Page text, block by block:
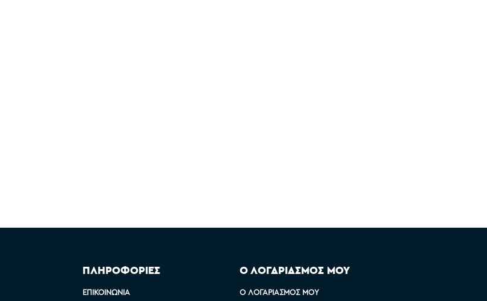
ΠΛΗΡΟΦΟΡΙΕΣ
ΕΠΙΚΟΙΝΩΝΊΑ
Ο ΛΟΓΑΡΙΑΣΜΟΣ ΜΟΥ
Ο ΛΟΓΑΡΙΑΣΜΌΣ ΜΟΥ